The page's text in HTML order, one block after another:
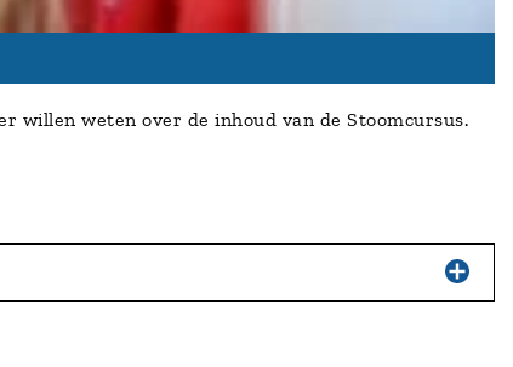
willen weten over de inhoud van de Stoomcursus.